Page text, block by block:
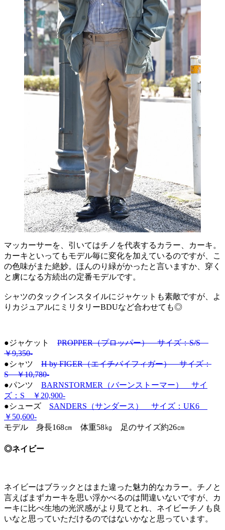
マッカーサーを、引いてはチノを代表するカラー、カーキ。
カーキといってもモデル毎に変化を加えているのですが、こ
の色味がまた絶妙。ほんのり緑がかったと言いますか、穿く
と虜になる方続出の定番モデルです。
シャツのタックインスタイルにジャケットも素敵ですが、よ
りカジュアルにミリタリーBDUなど合わせても◎
●ジャケット PROPPER（プロッパー） サイズ：S/S
￥9,350-
●シャツ H by FIGER（エイチバイフィガー） サイズ：
S ￥10,780-
●パンツ BARNSTORMER（バーンストーマー） サイ
ズ：S ￥20,900-
●シューズ SANDERS（サンダース） サイズ：UK6
￥50,600-
モデル 身長168㎝ 体重58㎏ 足のサイズ約26㎝
◎ネイビー
ネイビーはブラックとはまた違った魅力的なカラー。チノと
言えばまずカーキを思い浮かべるのは間違いないですが、カ
ーキに比べ生地の光沢感がより見てとれ、ネイビーチノも良
いなと思っていただけるのではないかなと思っています。